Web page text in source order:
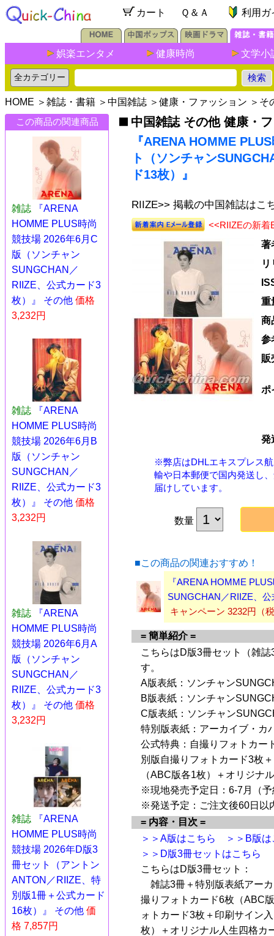
カート Ｑ＆Ａ 利用ガ
娯楽エンタメ 健康時尚 文学小
HOME ＞ 雑誌・書籍 ＞ 中国雑誌 ＞ 健康・ファッション ＞ そ
この商品の関連商品
雑誌
『ARENA
HOMME PLUS時尚
競技場 2026年6月C
版（ソンチャン
SUNGCHAN／
RIIZE、公式カード3
枚）』 その他 価格
3,232円
雑誌
『ARENA
HOMME PLUS時尚
競技場 2026年6月B
版（ソンチャン
SUNGCHAN／
RIIZE、公式カード3
枚）』 その他 価格
3,232円
雑誌
『ARENA
HOMME PLUS時尚
競技場 2026年6月A
版（ソンチャン
SUNGCHAN／
RIIZE、公式カード3
枚）』 その他 価格
3,232円
雑誌
『ARENA
HOMME PLUS時尚
競技場 2026年D版3
冊セット（アントン
ANTON／RIIZE、特
別版1冊＋公式カード
16枚）』 その他 価
格 7,857円
中国雑誌 その他 健康・
『ARENA HOMME
ト（ソンチャン
ド13枚）』
RIIZE>> 掲載の中国雑誌はこ
<<RIIZEの新着
著
重
商
参
販
ポ
発
※弊店はDHLエキスプレス
輸や日本郵便で国内発送し
届けしています。
数量
■この商品の関連おすすめ！
『ARENA HOMME
SUNGCHAN／RIIZE、
キャンペーン 3232円（
= 簡単紹介 =
こちらはD版3冊セット（雑
す。
A版表紙：ソンチャン
B版表紙：ソンチャン
C版表紙：ソンチャン
特別版表紙：アーカイブ・カ
公式特典：自撮りフォトカー
別版自撮りフォトカード3枚
（ABC版各1枚）＋オリジナ
※現地発売予定日：6-7月（
※発送予定：ご注文後60日以
= 内容・目次 =
＞＞A版はこちら
＞＞B版
＞＞D版3冊セットはこちら
こちらはD版3冊セット：
雑誌3冊＋特別版表紙アー
撮りフォトカード6枚（ABC
ォトカード3枚＋印刷サイン
枚）＋オリジナル人生四格カ